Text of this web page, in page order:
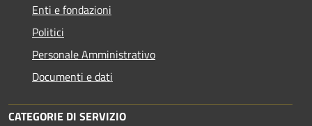
Enti e fondazioni
Politici
Personale Amministrativo
Documenti e dati
CATEGORIE DI SERVIZIO